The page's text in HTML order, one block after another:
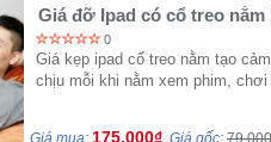
Giá đỡ Ipad có cổ treo nằm
0
Giá kẹp ipad cổ treo nằm tạo
chịu mỗi khi nằm xem phim, chơi
Giá mua: 175,000₫ Giá gốc: